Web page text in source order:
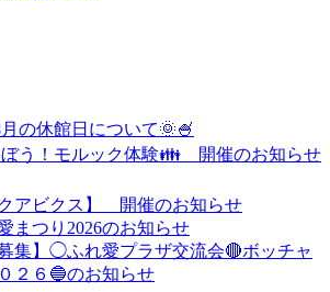
の休館日について🌞🍧
う！モルック体験👪 開催のお知らせ
アビクス】 開催のお知らせ
まつり2026のお知らせ
集】◯ふれ愛プラザ交流会🔴ボッチャ
２６🔵のお知らせ